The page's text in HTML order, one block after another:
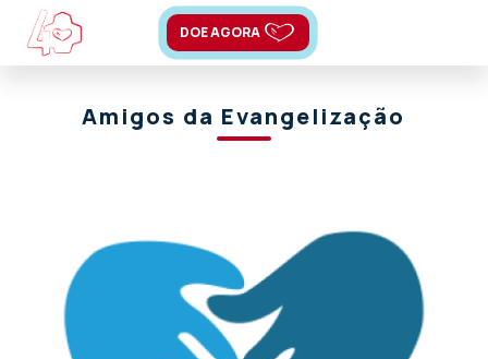
DOE AGORA
Amigos da Evangelização